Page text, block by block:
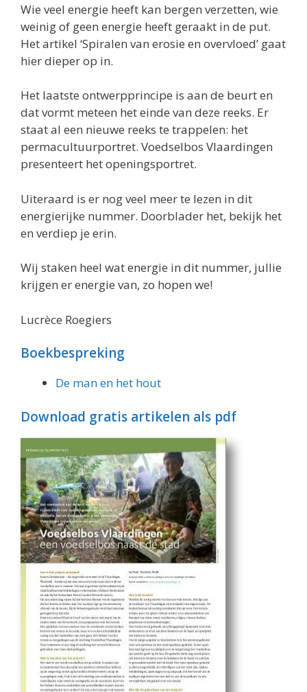
Wie veel energie heeft kan bergen verzetten, wie
weinig of geen energie heeft geraakt in de put.
Het artikel ‘Spiralen van erosie en overvloed’ gaat
hier dieper op in.
Het laatste ontwerpprincipe is aan de beurt en
dat vormt meteen het einde van deze reeks. Er
staat al een nieuwe reeks te trappelen: het
permacultuurportret. Voedselbos Vlaardingen
presenteert het openingsportret.
Uiteraard is er nog veel meer te lezen in dit
energierijke nummer. Doorblader het, bekijk het
en verdiep je erin.
Wij staken heel wat energie in dit nummer, jullie
krijgen er energie van, zo hopen we!
Lucrèce Roegiers
Boekbespreking
De man en het hout
Download gratis artikelen als pdf